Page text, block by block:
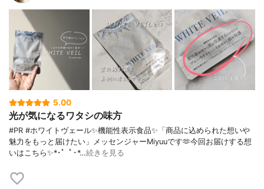
5.00
光が気になるワタシの味方
#PR #ホワイトヴェール✨機能性表示食品✨「商品に込められた想いや
魅力をもっと届けたい」メッセンジャーMiyuuです🫶今回お届けする想
いはこちら✨*･゜ﾟ･*…続きを見る